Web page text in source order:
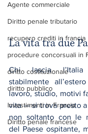
Agente commerciale
Diritto penale tributario
recupero crediti in francia
procedure concorsuali in
diritto costituzionale
diritto pubblico
Investimenti in Francia
Diritto penale francese
La vita tra due
Chi lascia
stabilmente
lavoro, studio, motivi
vita — si trova presto
non soltanto con le
del Paese ospitante,